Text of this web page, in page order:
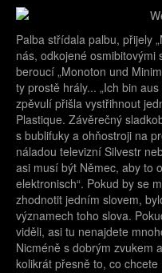
Palba střídala palbu, přijely
nás, odkojené
beroucí „Monoton und
ty prostě hrály... „Ich bin
zpěvulí přišla vystřihnout
Plastique. Závěrečný
s bublifuky a ohňostroji na
náladou televizní Silvestr
asi musí být Němec, aby to
elektronisch“. Pokud by se
zhodnotit jedním slovem,
významech toho slova.
viděli, asi tu nenajdete
Nicméně s dobrým zvukem
kolikrát přesně to, co